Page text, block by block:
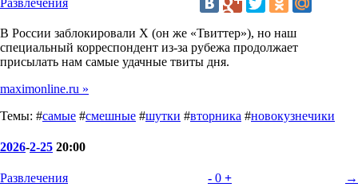
В России заблокировали X (он же «Твиттер»), но наш
специальный корреспондент из-за рубежа продолжает
присылать нам самые удачные твиты дня.
maximonline.ru »
Темы: #самые #смешные #шутки #вторника #новокузнечики
2026-2-25 20:00
Развлечения - 0 +
→